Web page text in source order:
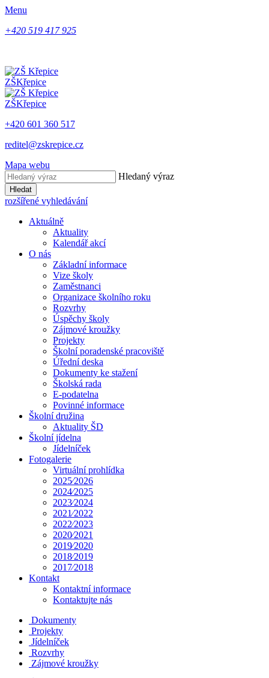
Menu
+420 519 417 925
ZŠKřepice
ZŠKřepice
+420 601 360 517
reditel@zskrepice.cz
Mapa webu
Hledaný výraz
Hledat
rozšířené vyhledávání
Aktuálně
Aktuality
Kalendář akcí
O nás
Základní informace
Vize školy
Zaměstnanci
Organizace školního roku
Rozvrhy
Úspěchy školy
Zájmové kroužky
Projekty
Školní poradenské pracoviště
Úřední deska
Dokumenty ke stažení
Školská rada
E-podatelna
Povinné informace
Školní družina
Aktuality ŠD
Školní jídelna
Jídelníček
Fotogalerie
Virtuální prohlídka
2025⁄2026
2024⁄2025
2023⁄2024
2021⁄2022
2022⁄2023
2020⁄2021
2019⁄2020
2018⁄2019
2017⁄2018
Kontakt
Kontaktní informace
Kontaktujte nás
Dokumenty
Projekty
Jídelníček
Rozvrhy
Zájmové kroužky